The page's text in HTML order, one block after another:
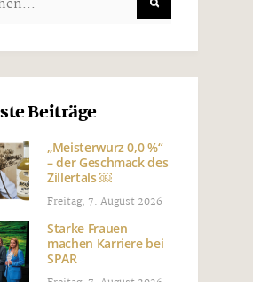
Beiträge
„Meisterwurz 0,0 %“
– der Geschmack des
Zillertals ￼
Freitag, 7. August 2026
Starke Frauen
machen Karriere bei
SPAR